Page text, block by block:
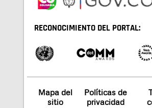
RECONOCIMIENTO DEL PORTAL:
Mapa del
sitio
Políticas de
privacidad